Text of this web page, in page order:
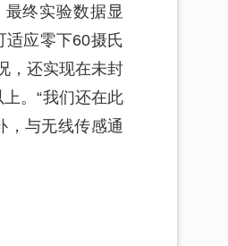
终实验数据显
适应零下60摄氏
，还实现在未封
。“我们还在此
，与无线传感通